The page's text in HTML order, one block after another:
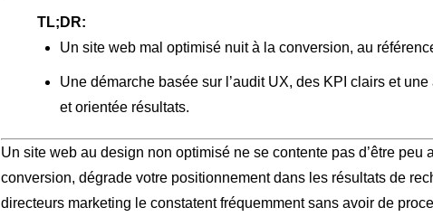
TL;DR:
Un site web mal optimisé nuit à la conversion, au
Une démarche basée sur l’audit UX, des KPI clairs et
et orientée résultats.
Un site web au design non optimisé ne se contente pas d’être
conversion, dégrade votre positionnement dans les résultats de
directeurs marketing le constatent fréquemment sans avoir de